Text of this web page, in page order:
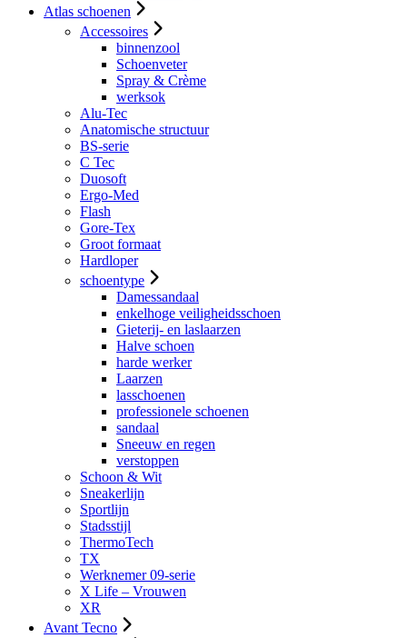
Atlas schoenen
Accessoires
binnenzool
Schoenveter
Spray & Crème
werksok
Alu-Tec
Anatomische structuur
BS-serie
C Tec
Duosoft
Ergo-Med
Flash
Gore-Tex
Groot formaat
Hardloper
schoentype
Damessandaal
enkelhoge veiligheidsschoen
Gieterij- en laslaarzen
Halve schoen
harde werker
Laarzen
lasschoenen
professionele schoenen
sandaal
Sneeuw en regen
verstoppen
Schoon & Wit
Sneakerlijn
Sportlijn
Stadsstijl
ThermoTech
TX
Werknemer 09-serie
X Life – Vrouwen
XR
Avant Tecno